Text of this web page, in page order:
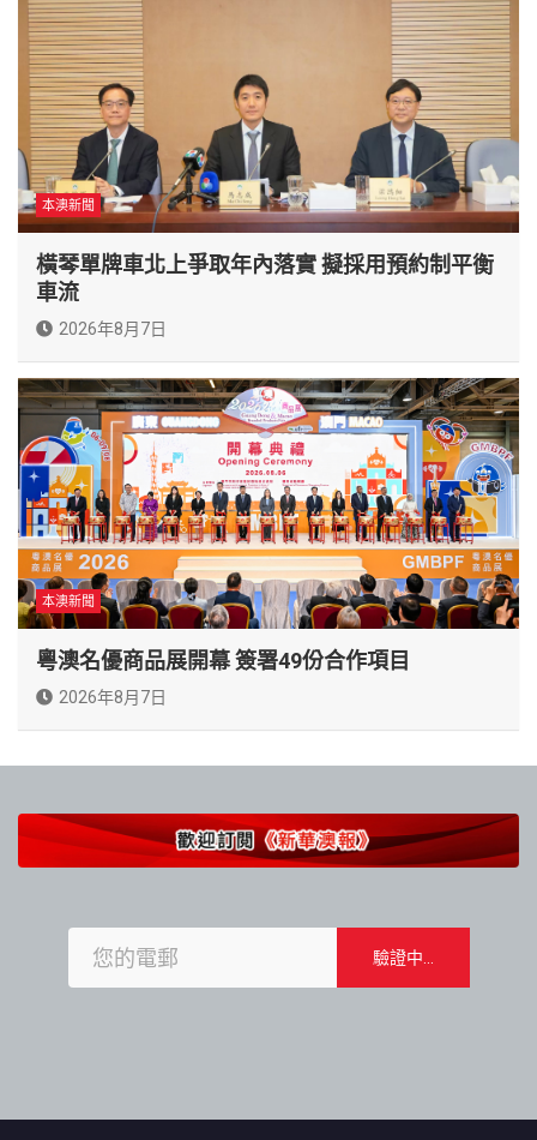
本澳新聞
橫琴單牌車北上爭取年內落實 擬採用預約制平衡
車流
2026年8月7日
本澳新聞
粵澳名優商品展開幕 簽署49份合作項目
2026年8月7日